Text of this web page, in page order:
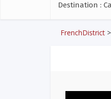
Destination :
FrenchDistrict >